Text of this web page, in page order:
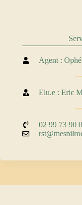
Agent :
Elu.e : Eric
02 99 73 90